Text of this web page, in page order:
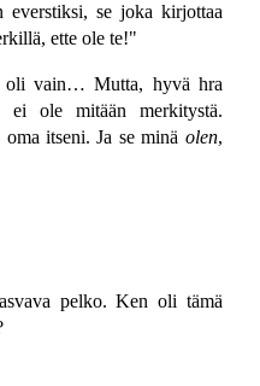
se joka kirjottaa
ette ole te!"
vain… Mutta, hyvä hra
ei ole mitään merkitystä.
itseni. Ja se minä olen,
pelko. Ken oli tämä